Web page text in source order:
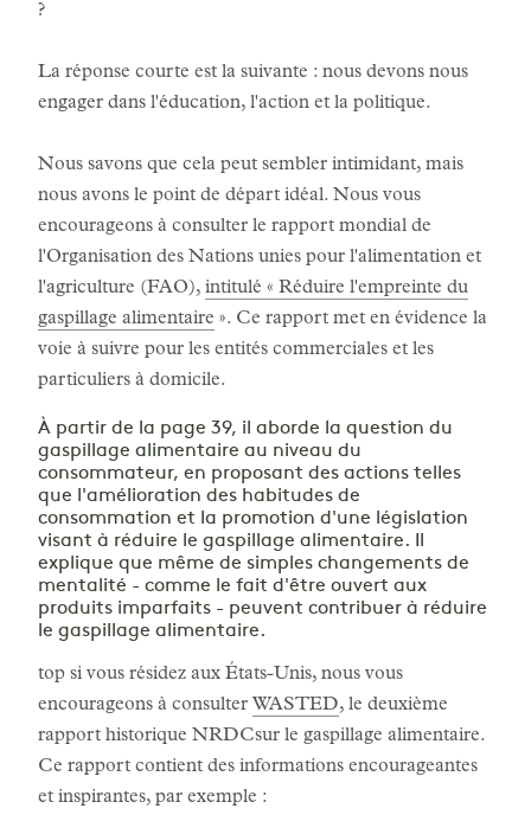
?
La réponse courte est la suivante : nous devons nous
engager dans l'éducation, l'action et la politique.
Nous savons que cela peut sembler intimidant, mais
nous avons le point de départ idéal. Nous vous
encourageons à consulter le rapport mondial de
l'Organisation des Nations unies pour l'alimentation et
l'agriculture (FAO), intitulé « Réduire l'empreinte du
gaspillage alimentaire ». Ce rapport met en évidence la
voie à suivre pour les entités commerciales et les
particuliers à domicile.
À partir de la page 39, il aborde la question du
gaspillage alimentaire au niveau du
consommateur, en proposant des actions telles
que l'amélioration des habitudes de
consommation et la promotion d'une législation
visant à réduire le gaspillage alimentaire. Il
explique que même de simples changements de
mentalité - comme le fait d'être ouvert aux
produits imparfaits - peuvent contribuer à réduire
le gaspillage alimentaire.
top si vous résidez aux États-Unis, nous vous
encourageons à consulter WASTED, le deuxième
rapport historique NRDCsur le gaspillage alimentaire.
Ce rapport contient des informations encourageantes
et inspirantes, par exemple :